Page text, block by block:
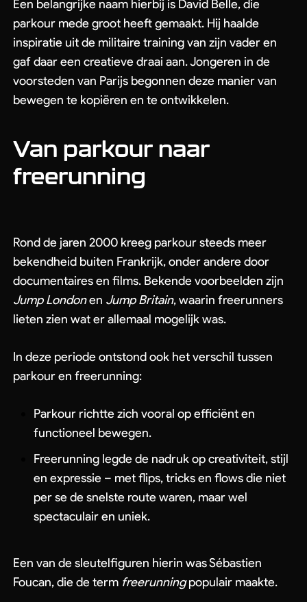
Een belangrijke naam hierbij is David Belle, die
parkour mede groot heeft gemaakt. Hij haalde
inspiratie uit de militaire training van zijn vader en
gaf daar een creatieve draai aan. Jongeren in de
voorsteden van Parijs begonnen deze manier van
bewegen te kopiëren en te ontwikkelen.
Van parkour naar
freerunning
Rond de jaren 2000 kreeg parkour steeds meer
bekendheid buiten Frankrijk, onder andere door
documentaires en films. Bekende voorbeelden zijn
Jump Londonen Jump Britain, waarin freerunners
lieten zien wat er allemaal mogelijk was.
In deze periode ontstond ook het verschil tussen
parkour en freerunning:
Parkour richtte zich vooral op efficiënt en
functioneel bewegen.
Freerunning legde de nadruk op creativiteit, stijl
en expressie – met flips, tricks en flows die niet
per se de snelste route waren, maar wel
spectaculair en uniek.
Een van de sleutelfiguren hierin was Sébastien
Foucan, die de term freerunningpopulair maakte.